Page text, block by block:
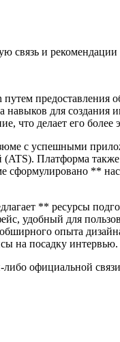
связь и
предоставления
для создания
что делает его
с успешными
(ATS). Платформа
сформулировано **
** ресурсы
удобный для
опыта
на посадку интервью.
официальной